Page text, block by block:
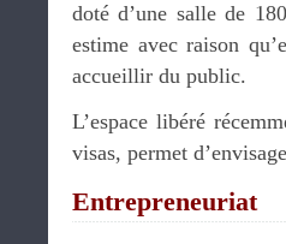
doté d’une salle de
estime avec raison
accueillir du public.
L’espace libéré
visas, permet
Entrepreneuriat